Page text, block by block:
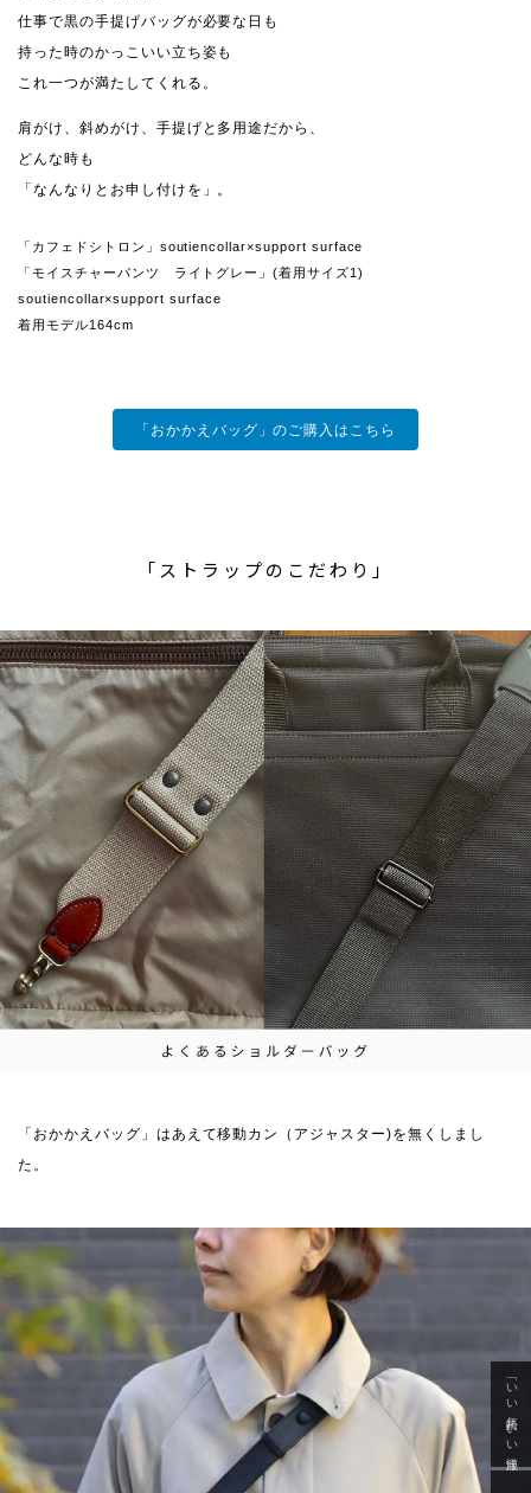
仕事で黒の手提げバッグが必要な日も
持った時のかっこいい立ち姿も
これ一つが満たしてくれる。
肩がけ、斜めがけ、手提げと多用途だから、
どんな時も
「なんなりとお申し付けを」。
「カフェドシトロン」soutiencollar×support surface
「モイスチャーパンツ ライトグレー」(着用サイズ1)
soutiencollar×support surface
着用モデル164cm
「おかかえバッグ」のご購入はこちら
「ストラップのこだわり」
「おかかえバッグ」はあえて移動カン（アジャスター)を無くしまし
た。
「いい年齢 いい洋服」